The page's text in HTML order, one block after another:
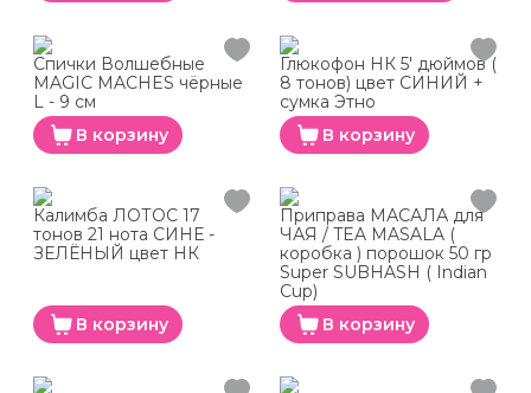
Спички Волшебные
MAGIC MACHES чёрные
L - 9 см
В корзину
Глюкофон НК 5' дюймов (
8 тонов) цвет СИНИЙ +
сумка Этно
В корзину
Калимба ЛОТОС 17
тонов 21 нота СИНЕ -
ЗЕЛЁНЫЙ цвет НК
В корзину
Приправа МАСАЛА для
ЧАЯ / TEA MASALA (
коробка ) порошок 50 гр
Super SUBHASH ( Indian
Cup)
В корзину